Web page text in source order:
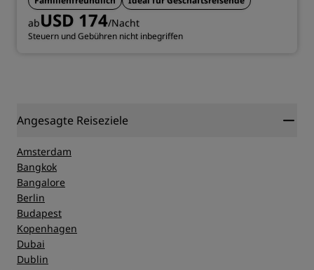
abUSD 174/Nacht
Steuern und Gebühren nicht inbegriffen
Angesagte Reiseziele
Amsterdam
Bangkok
Bangalore
Berlin
Budapest
Kopenhagen
Dubai
Dublin